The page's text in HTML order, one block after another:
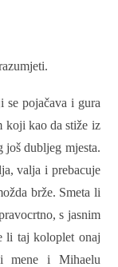
se pojačava i gura
koji kao da stiže iz
još dubljeg mjesta.
valja i prebacuje
brže. Smeta li
s jasnim
li taj koloplet onaj
mene i Mihaelu